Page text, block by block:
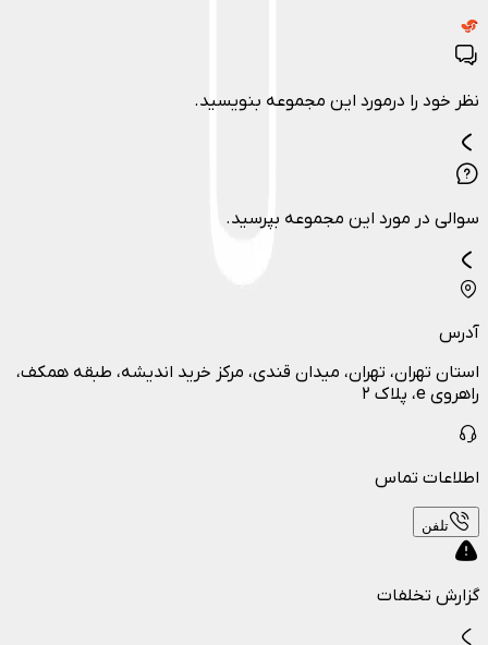
نظر خود را درمورد این مجموعه بنویسید.
سوالی در مورد این مجموعه بپرسید.
آدرس
استان تهران، تهران، میدان قندی، مرکز خرید اندیشه، طبقه همکف،
راهروی e، پلاک ۲
اطلاعات تماس
تلفن
گزارش تخلفات